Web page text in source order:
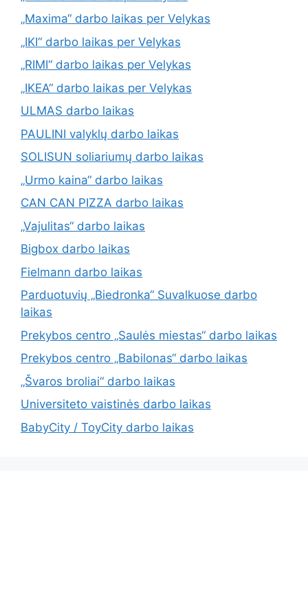
„Maxima“ darbo laikas per Velykas
„IKI“ darbo laikas per Velykas
„RIMI“ darbo laikas per Velykas
„IKEA“ darbo laikas per Velykas
ULMAS darbo laikas
PAULINI valyklų darbo laikas
SOLISUN soliariumų darbo laikas
„Urmo kaina“ darbo laikas
CAN CAN PIZZA darbo laikas
„Vajulitas“ darbo laikas
Bigbox darbo laikas
Fielmann darbo laikas
Parduotuvių „Biedronka“ Suvalkuose darbo
laikas
Prekybos centro „Saulės miestas“ darbo laikas
Prekybos centro „Babilonas“ darbo laikas
„Švaros broliai“ darbo laikas
Universiteto vaistinės darbo laikas
BabyCity / ToyCity darbo laikas